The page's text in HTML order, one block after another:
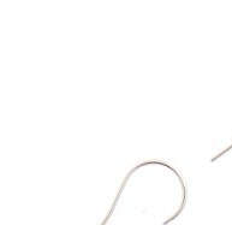
hvězdiček.